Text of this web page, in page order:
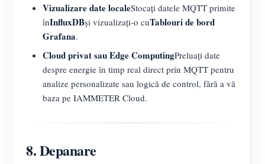
Vizualizare date localeStocați datele MQTT primite
înInfluxDBși vizualizați-o cuTablouri de bord
Grafana.
Cloud privat sau Edge ComputingPreluați date
despre energie în timp real direct prin MQTT pentru
analize personalizate sau logică de control, fără a vă
baza pe IAMMETER Cloud.
8. Depanare